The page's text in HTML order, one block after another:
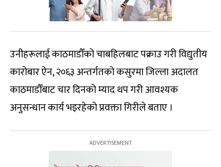
उनीहरूलाई काठमाडौँको चाबहिलबाट पक्राउ गरी विद्युतीय
कारोबार ऐन, २०६३ अन्तर्गतको कसुरमा जिल्ला अदालत
काठमाडौँबाट चार दिनको म्याद थप गरी आवश्यक
अनुसन्धान कार्य भइरहेको प्रवक्ता गिरीले बताए ।